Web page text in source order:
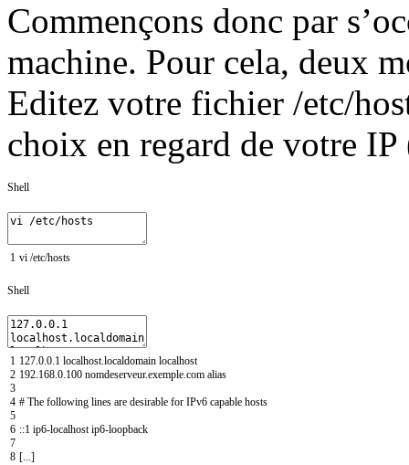
Commençons donc par
machine. Pour cela, deux
Editez votre fichier /etc/
choix en regard de votre
Shell
1 vi /etc/hosts
Shell
1
2
3
4
5
6
7
8
127.0.0.1 localhost.localdomain localhost
192.168.0.100 nomdeserveur.exemple.com alias
# The following lines are desirable for IPv6 capable hosts
::1 ip6-localhostip6-loopback
[...]